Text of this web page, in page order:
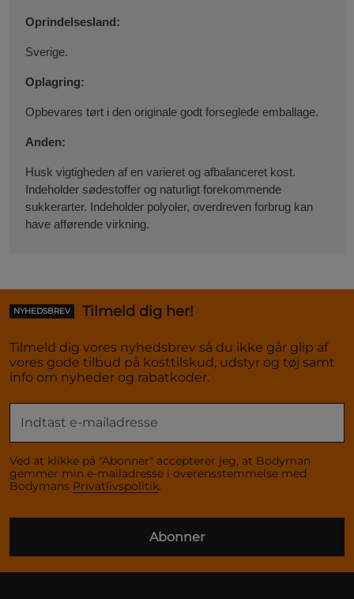
Oprindelsesland:
Sverige.
Oplagring:
Opbevares tørt i den originale godt forseglede emballage.
Anden:
Husk vigtigheden af en varieret og afbalanceret kost.
Indeholder sødestoffer og naturligt forekommende
sukkerarter. Indeholder polyoler, overdreven forbrug kan
have afførende virkning.
NYHEDSBREV Tilmeld dig her!
Tilmeld dig vores nyhedsbrev så du ikke går glip af
vores gode tilbud på kosttilskud, udstyr og tøj samt
info om nyheder og rabatkoder.
Ved at klikke på "Abonner" accepterer jeg, at Bodyman
gemmer min e-mailadresse i overensstemmelse med
Bodymans Privatlivspolitik.
Abonner